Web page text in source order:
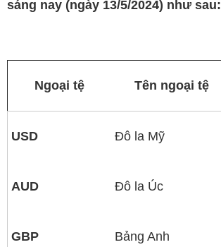
sáng nay (ngày 13/5/2024) như sau:
Ngoại tệ Tên ngoại tệ
USD Đô la Mỹ
AUD Đô la Úc
GBP Bảng Anh